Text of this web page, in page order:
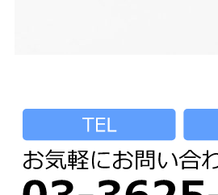
オプションパーツ
パーツ&パッケージ